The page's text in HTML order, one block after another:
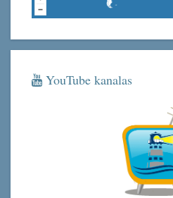
YouTube kanalas